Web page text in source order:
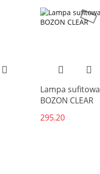
Lampa
BOZON CLEAR
295.20